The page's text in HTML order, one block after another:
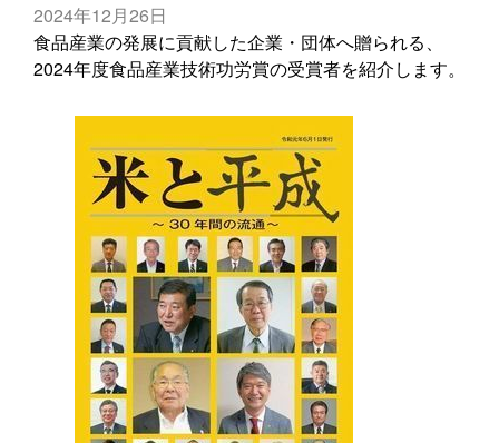
2024年12月26日
食品産業の発展に貢献した企業・団体へ贈られる、
2024年度食品産業技術功労賞の受賞者を紹介します。